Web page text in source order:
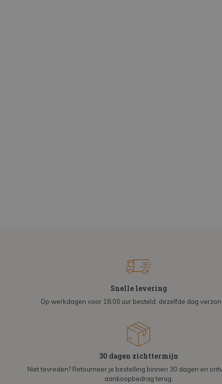
Snelle levering
Op werkdagen voor 18:00 uur besteld, dezelfde dag
30 dagen zichttermijn
Niet tevreden? Retourneer je bestelling binnen 30 dagen en
aankoopbedrag terug.